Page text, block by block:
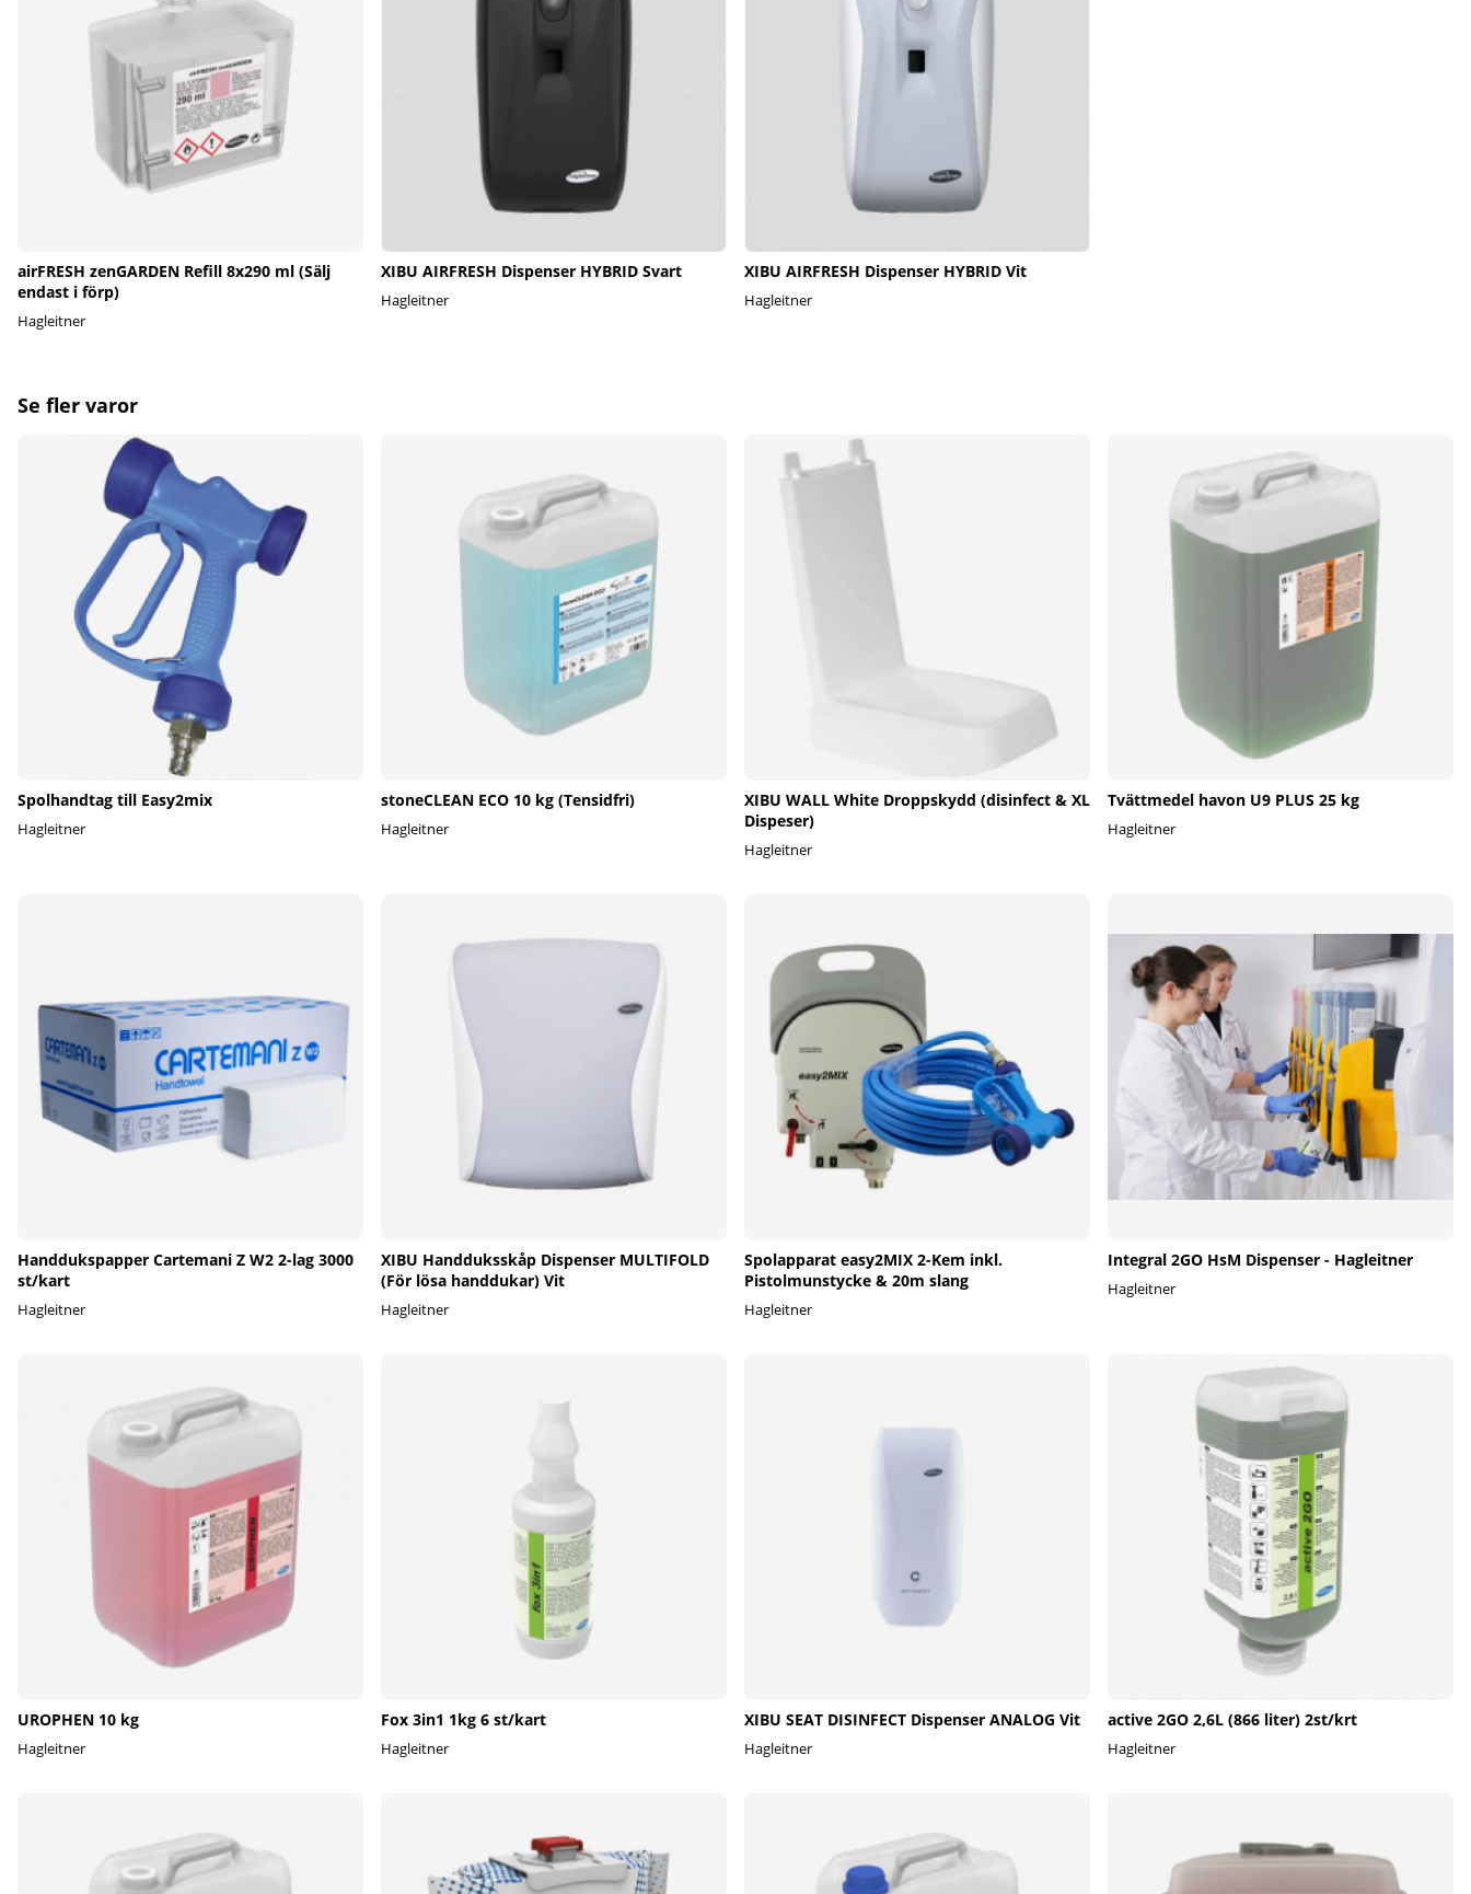
airFRESH zenGARDEN Refill 8x290 ml (Sälj
endast i förp)
Hagleitner
XIBU AIRFRESH Dispenser HYBRID Svart
Hagleitner
XIBU AIRFRESH Dispenser HYBRID Vit
Hagleitner
Se fler varor
Spolhandtag till Easy2mix
Hagleitner
stoneCLEAN ECO 10 kg (Tensidfri)
Hagleitner
XIBU WALL White Droppskydd (disinfect & XL
Dispeser)
Hagleitner
Tvättmedel havon U9 PLUS 25 kg
Hagleitner
Handdukspapper Cartemani Z W2 2-lag 3000
st/kart
Hagleitner
XIBU Handduksskåp Dispenser MULTIFOLD
(För lösa handdukar) Vit
Hagleitner
Spolapparat easy2MIX 2-Kem inkl.
Pistolmunstycke & 20m slang
Hagleitner
Integral 2GO HsM Dispenser - Hagleitner
Hagleitner
UROPHEN 10 kg
Hagleitner
Fox 3in1 1kg 6 st/kart
Hagleitner
XIBU SEAT DISINFECT Dispenser ANALOG Vit
Hagleitner
active 2GO 2,6L (866 liter) 2st/krt
Hagleitner